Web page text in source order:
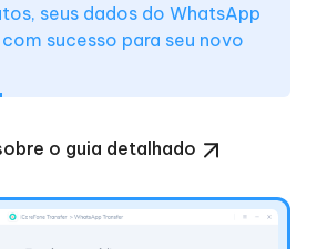
seus dados do WhatsApp
sucesso para seu novo
o guia detalhado